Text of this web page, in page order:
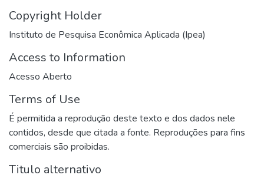
Copyright Holder
Instituto de Pesquisa Econômica Aplicada (Ipea)
Access to Information
Acesso Aberto
Terms of Use
É permitida a reprodução deste texto e dos dados nele
contidos, desde que citada a fonte. Reproduções para fins
comerciais são proibidas.
Titulo alternativo